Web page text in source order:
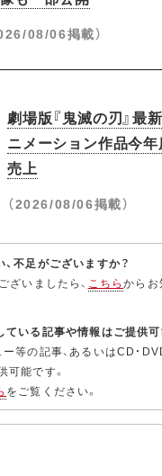
08/06掲載）
劇場版『鬼滅の刃』
ニメーション作品今
売上
（2026/08/06掲載）
不足がございますか？
ざいましたら、 こちらからお
いる記事や情報はご提供可
等の記事、あるいはCD・
可能です。
をご覧ください。